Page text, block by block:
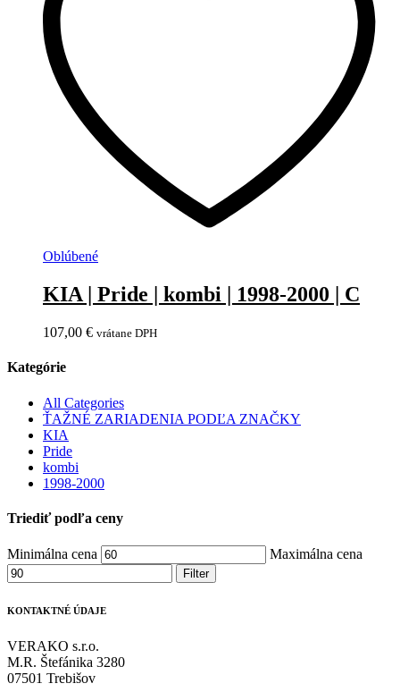
Oblúbené
KIA | Pride | kombi | 1998-2000 | C
107,00 € vrátane DPH
Kategórie
All Categories
ŤAŽNÉ ZARIADENIA PODĽA ZNAČKY
KIA
Pride
kombi
1998-2000
Triediť podľa ceny
Minimálna cena Maximálna cena
Filter
KONTAKTNÉ ÚDAJE
VERAKO s.r.o.
M.R. Štefánika 3280
07501 Trebišov